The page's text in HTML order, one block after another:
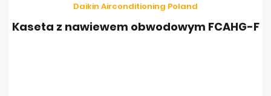
Daikin Airconditioning Poland
Kaseta z nawiewem obwodowym FCAHG-F